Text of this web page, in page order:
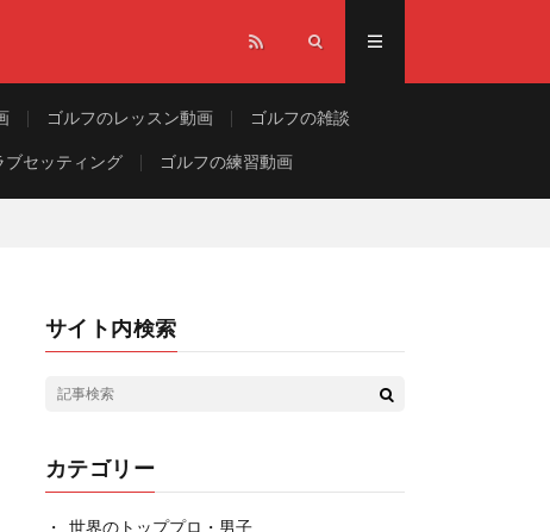
ゴルフのレッスン動画 ゴルフの雑談
ブセッティング ゴルフの練習動画
サイト内検索
カテゴリー
世界のトッププロ・男子